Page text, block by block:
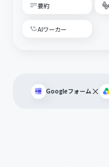
要約
AIワーカー
Googleフォーム×